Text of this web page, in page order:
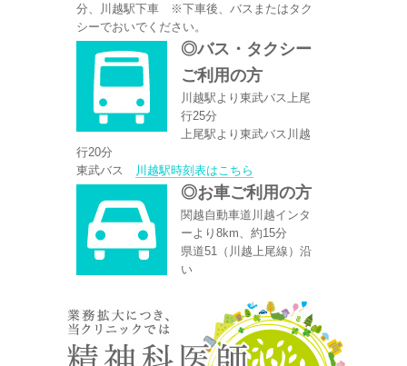
分、川越駅下車 ※下車後、バスまたはタク
シーでおいでください。
◎バス・タクシー
ご利用の方
川越駅より東武バス上尾
行25分
上尾駅より東武バス川越
行20分
東武バス
川越駅時刻表はこちら
◎お車ご利用の方
関越自動車道川越インタ
ーより8km、約15分
県道51（川越上尾線）沿
い